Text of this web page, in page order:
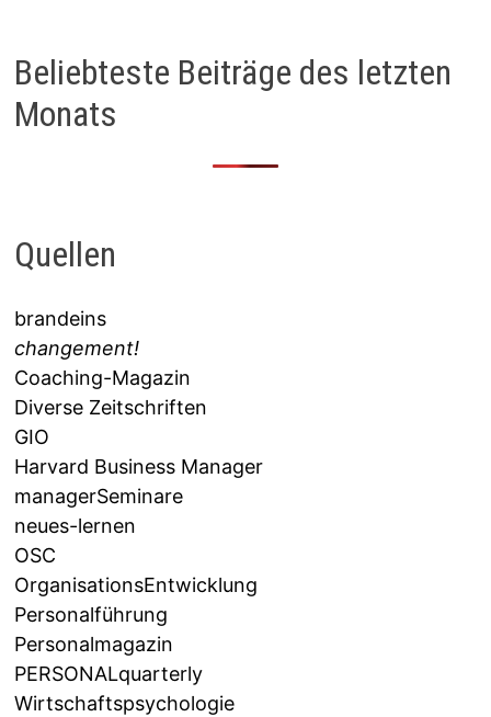
Beliebteste Beiträge des letzten
Monats
Quellen
brandeins
changement!
Coaching-Magazin
Diverse Zeitschriften
GIO
Harvard Business Manager
managerSeminare
neues-lernen
OSC
OrganisationsEntwicklung
Personalführung
Personalmagazin
PERSONALquarterly
Wirtschaftspsychologie